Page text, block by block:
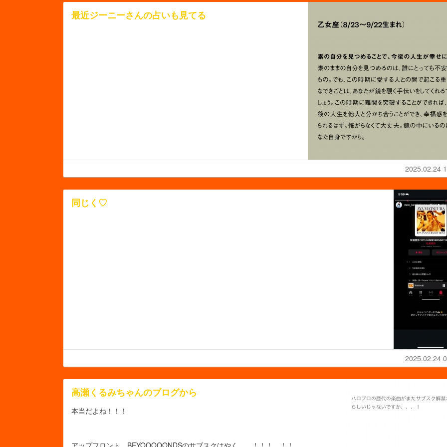
最近ジーニーさんの占いも見てる
2025.02.24
同じく♡
2025.02.24
高瀬くるみちゃんのブログから
本当だよね！！！
アップフロント、BEYOOOOONDSのサブスクはやく、、！！！、！！